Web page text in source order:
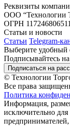
Реквизиты
ООО “Технологии
ОГРН
Статьи и новости
Статьи Telegram-
Выберите удобный
Подписывайтесь
Подписаться на
© Технологии
Все права
Политика
Информация,
исключительно